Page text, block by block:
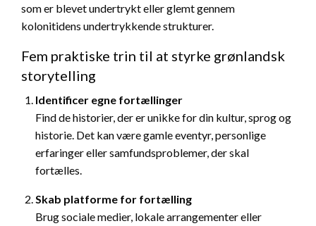
som er blevet undertrykt eller glemt gennem
kolonitidens undertrykkende strukturer.
Fem praktiske trin til at styrke grønlandsk
storytelling
Identificer egne fortællinger
Find de historier, der er unikke for din kultur, sprog og
historie. Det kan være gamle eventyr, personlige
erfaringer eller samfundsproblemer, der skal
fortælles.
Skab platforme for fortælling
Brug sociale medier, lokale arrangementer eller